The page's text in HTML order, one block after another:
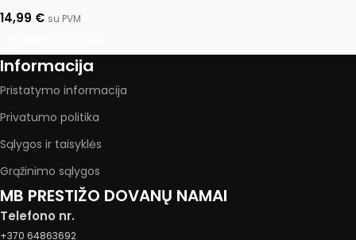
14,99 € su PVM
Informacija
Pristatymo informacija
Privatumo politika
Sąlygos ir taisyklės
Grąžinimo sąlygos
MB PRESTIŽO DOVANŲ NAMAI
Telefono nr.
+370 64863692